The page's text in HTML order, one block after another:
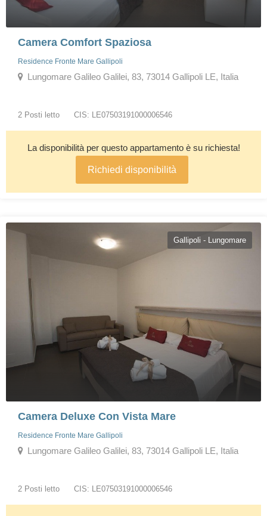
Camera Comfort Spaziosa
Residence Fronte Mare Gallipoli
Lungomare Galileo Galilei, 83, 73014 Gallipoli LE, Italia
2 Posti letto CIS: LE07503191000006546
La disponibilità per questo appartamento è su richiesta!
Richiedi disponibilità
Gallipoli - Lungomare
Camera Deluxe Con Vista Mare
Residence Fronte Mare Gallipoli
Lungomare Galileo Galilei, 83, 73014 Gallipoli LE, Italia
2 Posti letto CIS: LE07503191000006546